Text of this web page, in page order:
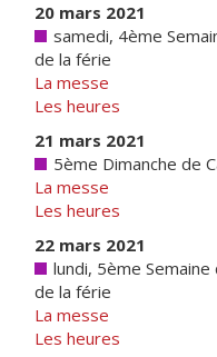
20 mars 2021
samedi, 4ème
de la férie
La messe
Les heures
21 mars 2021
5ème Dimanche de
La messe
Les heures
22 mars 2021
lundi, 5ème Semaine
de la férie
La messe
Les heures